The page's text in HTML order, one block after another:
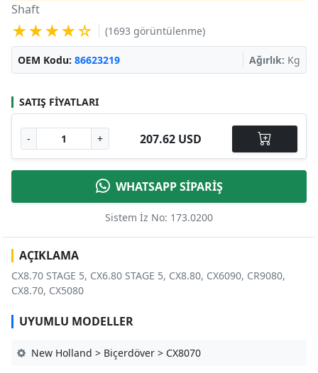
Shaft
★★★★☆ (1693 görüntülenme)
OEM Kodu: 86623219 Ağırlık: Kg
SATIŞ FIYATLARI
- + 207.62 USD
WHATSAPP SİPARİŞ
Sistem İz No: 173.0200
AÇIKLAMA
CX8.70 STAGE 5, CX6.80 STAGE 5, CX8.80, CX6090, CR9080,
CX8.70, CX5080
UYUMLU MODELLER
New Holland > Biçerdöver > CX8070